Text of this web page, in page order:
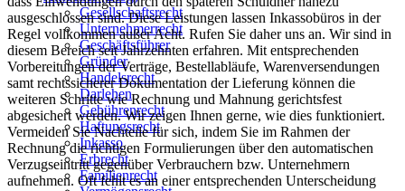
Gesellschaftsrecht
Unternehmerrecht
Geschäftsführer
Gründer
Handelsrecht
Darlehen
Gebührenrecht
Haftungsrecht
Inkasso
Erbrecht
Familienrecht
ausgeschlossen sind. Diese Leistungen lassen Inkassobüros in der
Regel vollkommen außer Acht. Rufen Sie daher uns an. Wir sind in
diesem Bereich seit Jahrzehnten erfahren. Mit entsprechenden
Vorbereitungen der Verträge, Bestellabläufe, Warenversendungen
samt rechtssicherer Dokumentation der Lieferung können die
weiteren Schritte wie Rechnung und Mahnung gerichtsfest
abgesichert werden. Wir zeigen Ihnen gerne, wie dies funktioniert.
Vermeiden Sie Nachteile für sich, indem Sie im Rahmen der
Rechnung die richtigen Formulierungen über den automatischen
Verzugseintritt gegenüber Verbrauchern bzw. Unternehmern
aufnehmen. Oft fehlt es an einer entsprechenden Unterscheidung